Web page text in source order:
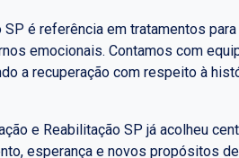
SP é referência em tratamentos
emocionais. Contamos com
a recuperação com respeito à
e Reabilitação SP já acolheu
esperança e novos propósitos